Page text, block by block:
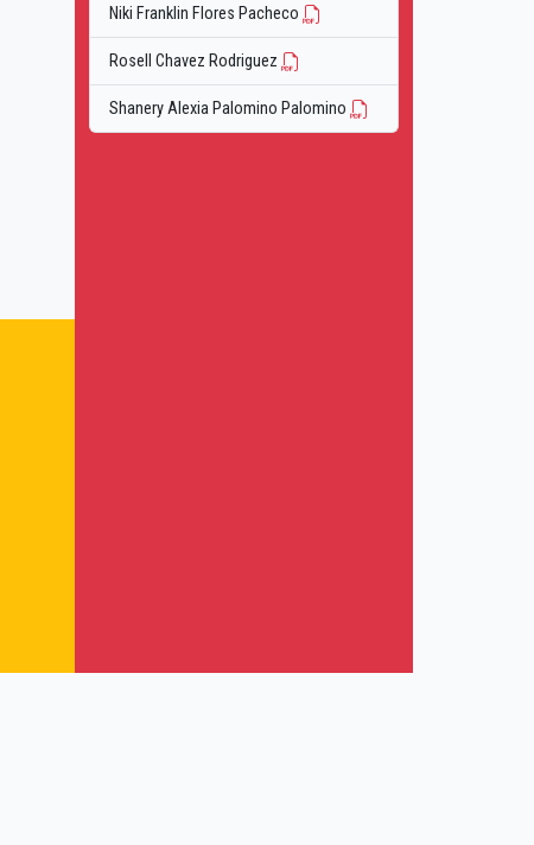
Niki Franklin Flores Pacheco
Rosell Chavez Rodriguez
Shanery Alexia Palomino Palomino